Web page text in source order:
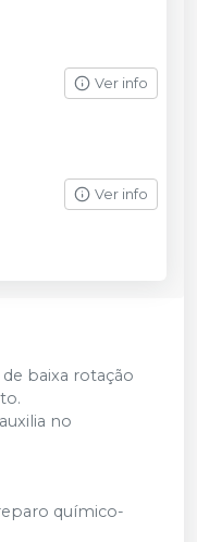
Ver info
Ver info
baixa rotação
no
químico-